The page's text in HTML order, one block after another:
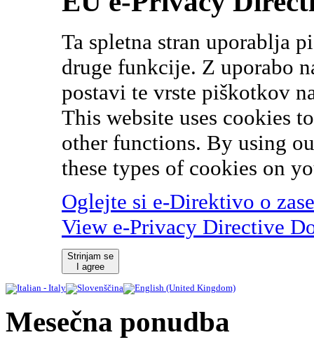
Ta spletna stran uporablja
druge funkcije. Z uporabo
postavi te vrste piškotkov
This website uses cookies
other functions. By using
these types of cookies on
Oglejte si e-Direktivo o
View e-Privacy Directive
Strinjam se
I agree
Mesečna ponudba